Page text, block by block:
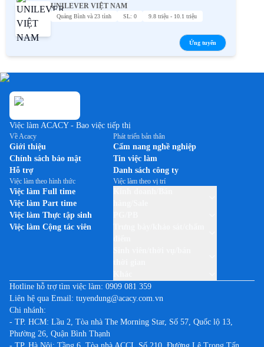
UNILEVER VIỆT NAM
Quảng Bình và 23 tỉnh SL: 0 9.8 triệu - 10.1 triệu
Ứng tuyển
Việc làm ACACY - Bao việc tiếp thị
Về Acacy
Giới thiệu
Chính sách bảo mật
Hỗ trợ
Phát triển bản thân
Cẩm nang nghề nghiệp
Tin việc làm
Danh sách công ty
Việc làm theo hình thức
Việc làm Full time
Việc làm Part time
Việc làm Thực tập sinh
Việc làm Cộng tác viên
Việc làm theo vị trí
Hotline hỗ trợ tìm việc làm: 0909 081 359
Liên hệ qua Email: tuyendung@acacy.com.vn
Chi nhánh:
- TP. HCM: Lầu 2, Tòa nhà The Morning Star, Số 57, Quốc lộ 13,
Phường 26, Quận Bình Thạnh